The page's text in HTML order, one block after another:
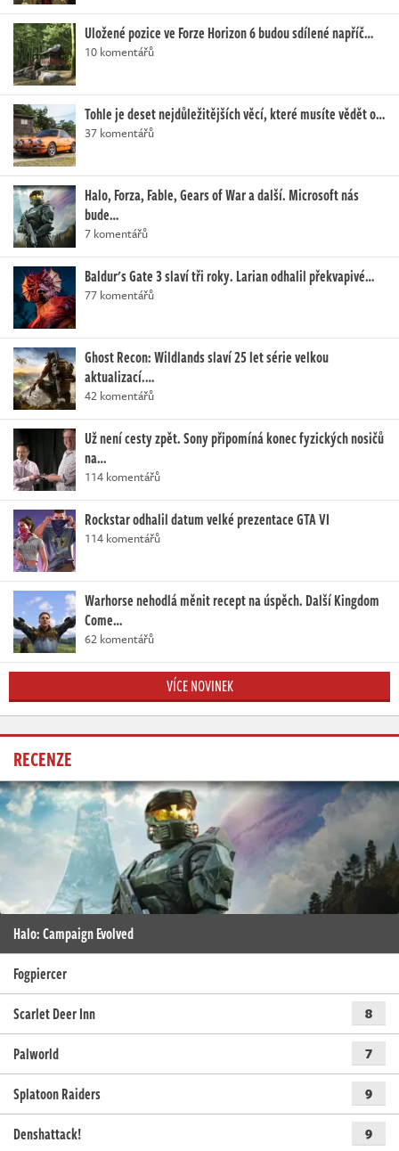
Uložené pozice ve Forze Horizon 6 budou sdílené napříč…
10 komentářů
Tohle je deset nejdůležitějších věcí, které musíte vědět o…
37 komentářů
Halo, Forza, Fable, Gears of War a další. Microsoft nás
bude…
7 komentářů
Baldur's Gate 3 slaví tři roky. Larian odhalil překvapivé…
77 komentářů
Ghost Recon: Wildlands slaví 25 let série velkou
aktualizací.…
42 komentářů
Už není cesty zpět. Sony připomíná konec fyzických nosičů
na…
114 komentářů
Rockstar odhalil datum velké prezentace GTA VI
114 komentářů
Warhorse nehodlá měnit recept na úspěch. Další Kingdom
Come…
62 komentářů
VÍCE NOVINEK
RECENZE
Halo: Campaign Evolved
Fogpiercer
Scarlet Deer Inn
8
Palworld 7
Splatoon Raiders 9
Denshattack! 9